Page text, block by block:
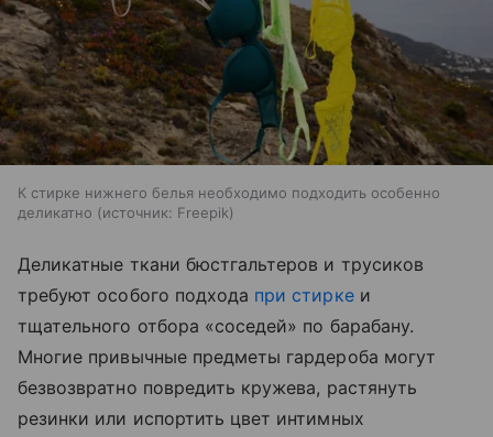
К стирке нижнего белья необходимо подходить особенно
деликатно
источник: Freepik
Деликатные ткани бюстгальтеров и трусиков
требуют особого подхода при стиркеи
тщательного отбора «соседей» по барабану.
Многие привычные предметы гардероба могут
безвозвратно повредить кружева, растянуть
резинки или испортить цвет интимных